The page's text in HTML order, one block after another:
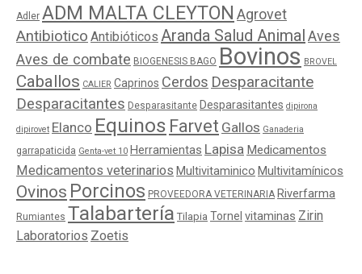
Adler ADM MALTA CLEYTON Agrovet
Antibiotico Antibióticos Aranda Salud AnimalAves
Aves de combate BIOGENESIS BAGO Bovinos BROVEL
Caballos CALIER Caprinos Cerdos Desparacitante
Desparacitantes Desparasitante Desparasitantes dipirona
dipirovet Elanco Equinos Farvet Gallos Ganaderia
garrapaticida Genta-vet 10 Herramientas Lapisa Medicamentos
Medicamentos veterinarios Multivitaminico Multivitamínicos
Ovinos Porcinos PROVEEDORA VETERINARIA Riverfarma
Rumiantes Talabartería Tilapia Tornel vitaminas Zirin
Laboratorios Zoetis